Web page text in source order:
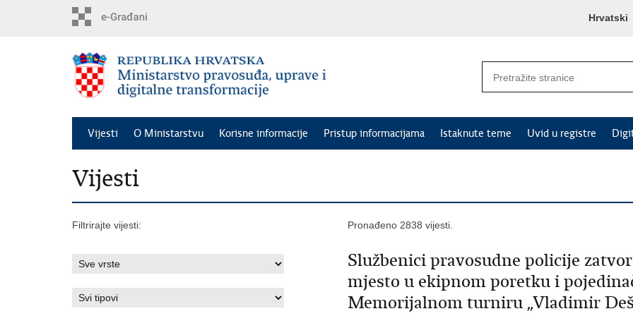
Hrvatski
Vijesti O Ministarstvu Korisne informacije Pristup informacijama Istaknute teme Uvid u registre
Vijesti
Filtrirajte vijesti: Pronađeno 2838 vijesti.
Službenici pravosudne policije
mjesto u ekipnom poretku i
Memorijalnom turniru „Vladimir